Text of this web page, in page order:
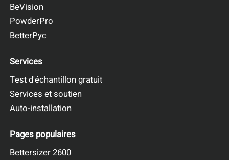
BeVision
PowderPro
BetterPyc
Services
Test d'échantillon gratuit
Services et soutien
Auto-installation
Pages populaires
Bettersizer 2600